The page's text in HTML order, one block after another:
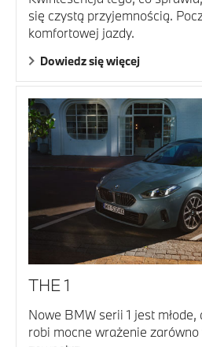
się czystą przyjemnością.
komfortowej jazdy.
Dowiedz się więcej
THE 1
Nowe BMW serii 1 jest
robi mocne wrażenie